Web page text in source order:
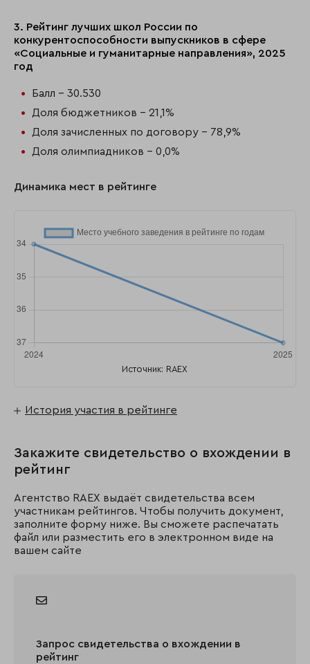
3. Рейтинг лучших школ России по
конкурентоспособности выпускников в сфере
«Социальные и гуманитарные направления», 2025
год
Балл - 30.530
Доля бюджетников - 21,1%
Доля зачисленных по договору - 78,9%
Доля олимпиадников - 0,0%
Динамика мест в рейтинге
Источник: RAEX
История участия в рейтинге
Закажите свидетельство о вхождении в
рейтинг
Агентство RAEX выдаёт свидетельства всем
участникам рейтингов. Чтобы получить документ,
заполните форму ниже. Вы сможете распечатать
файл или разместить его в электронном виде на
вашем сайте
Запрос свидетельства о вхождении в
рейтинг